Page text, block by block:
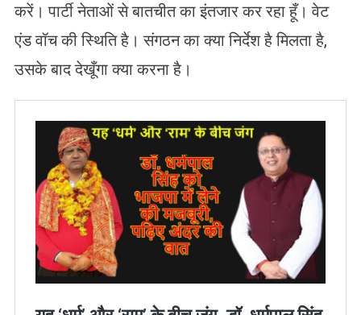
करें। पार्टी नेताओं से बातचीत का इंतजार कर रहा हूँ। वेट
एंड वॉच की स्थिति है। संगठन का क्या निर्देश है मिलता है,
उसके बाद देखूँगा क्या करना है।